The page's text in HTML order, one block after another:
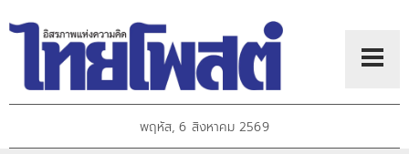
พฤหัส, 6 สิงหาคม 2569